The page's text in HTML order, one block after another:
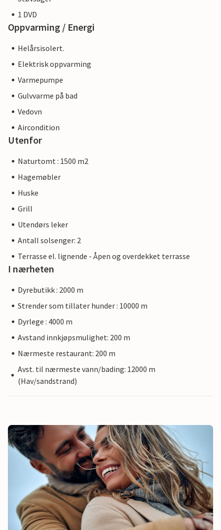
1 DVD
Oppvarming / Energi
Helårsisolert.
Elektrisk oppvarming
Varmepumpe
Gulvvarme på bad
Vedovn
Aircondition
Utenfor
Naturtomt : 1500 m2
Hagemøbler
Huske
Grill
Utendørs leker
Antall solsenger: 2
Terrasse el. lignende - Åpen og overdekket terrasse
I nærheten
Dyrebutikk : 2000 m
Strender som tillater hunder : 10000 m
Dyrlege : 4000 m
Avstand innkjøpsmulighet: 200 m
Nærmeste restaurant: 200 m
Avst. til nærmeste vann/bading: 12000 m
(Hav/sandstrand)